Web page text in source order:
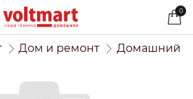
0
Дом и ремонт Домашний